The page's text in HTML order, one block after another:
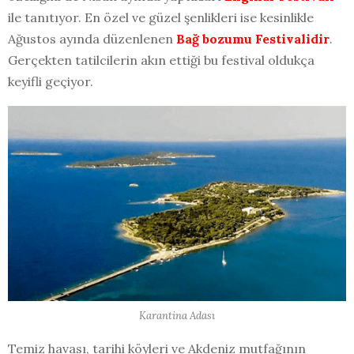
ile tanıtıyor. En özel ve güzel şenlikleri ise kesinlikle
Ağustos ayında düzenlenen Bağ bozumu Festivalidir.
Gerçekten tatilcilerin akın ettiği bu festival oldukça
keyifli geçiyor.
Karantina Adası
Temiz havası, tarihi köyleri ve Akdeniz mutfağının